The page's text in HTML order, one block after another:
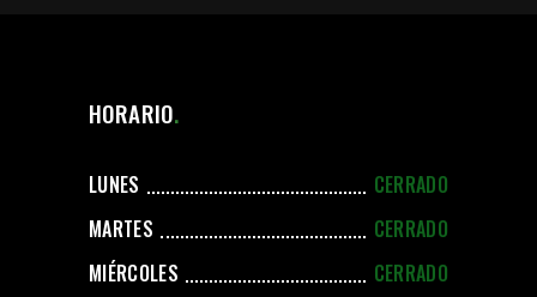
HORARIO
LUNES
CERRADO
MARTES
CERRADO
MIÉRCOLES
CERRADO